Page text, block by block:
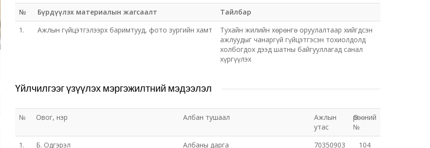
№ Бүрдүүлэх материалын жагсаалт
Тайлбар
1.
Ажлын гүйцэтгэлээрх баримтууд, фото зургийн хамт
Тухайн жилийн хөрөнгө оруулалтаар хийгдсэн
ажлуудыг чанаргүй гүйцэтгэсэн тохиолдолд
холбогдох дээд шатны байгууллагад санал
хүргүүлэх
Үйлчилгээг үзүүлэх мэргэжилтний мэдээлэл
№ Овог, нэр Албан тушаал
Ажлын
утас
Өрөөний
№
1.
Б. Одгэрэл Албаны дарга 70350903 104